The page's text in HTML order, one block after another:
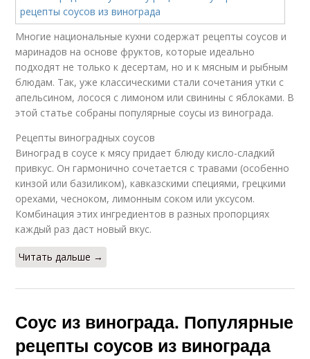
Многие национальные кухни содержат рецепты соусов и
маринадов на основе фруктов, которые идеально
подходят не только к десертам, но и к мясным и рыбным
блюдам. Так, уже классическими стали сочетания утки с
апельсином, лосося с лимоном или свинины с яблоками. В
этой статье собраны популярные соусы из винограда.
Рецепты виноградных соусов
Виноград в соусе к мясу придает блюду кисло-сладкий
привкус. Он гармонично сочетается с травами (особенно
кинзой или базиликом), кавказскими специями, грецкими
орехами, чесноком, лимонным соком или уксусом.
Комбинация этих ингредиентов в разных пропорциях
каждый раз даст новый вкус.
Читать дальше →
Соус из винограда. Популярные
рецепты соусов из винограда